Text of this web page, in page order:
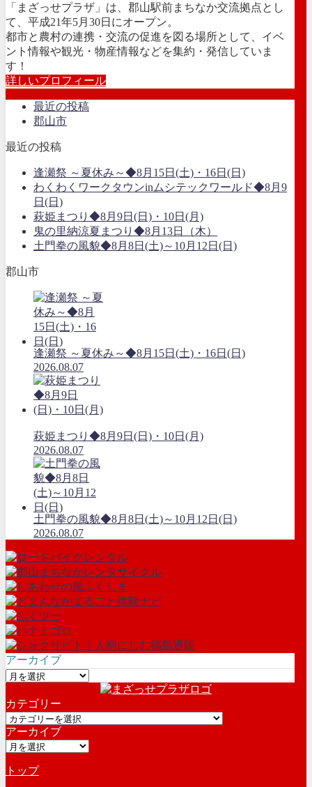
「まざっせプラザ」は、郡山駅前まちなか交流拠点とし
て、平成21年5月30日にオープン。
都市と農村の連携・交流の促進を図る場所として、イベ
ント情報や観光・物産情報などを集約・発信していま
す！
詳しいプロフィール
最近の投稿
郡山市
最近の投稿
逢瀬祭 ～夏休み～◆8月15日(土)・16日(日)
わくわくワークタウンinムシテックワールド◆8月9
日(日)
萩姫まつり◆8月9日(日)・10日(月)
鬼の里納涼夏まつり◆8月13日（木）
土門拳の風貌◆8月8日(土)～10月12日(日)
郡山市
逢瀬祭 ～夏休み～◆8月15日(土)・16日(日)
2026.08.07
萩姫まつり◆8月9日(日)・10日(月)
2026.08.07
土門拳の風貌◆8月8日(土)～10月12日(日)
2026.08.07
アーカイブ
ア
カ
イ
ブ
カテゴリー
カ
テ
ゴ
ー
アーカイブ
ア
カトップ